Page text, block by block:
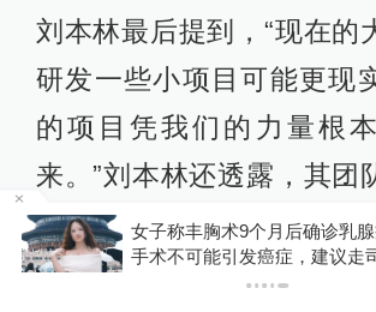
刘本林最后提到，“现在的
研发一些小项目可能更现
的项目凭我们的力量根
来。”刘本林还透露，其团
的一款新构皂“即将于9月
常州一家超市上架”。
称丰胸术9个月后确诊乳腺癌，医美机构：
不可能引发癌症，建议走司法途径